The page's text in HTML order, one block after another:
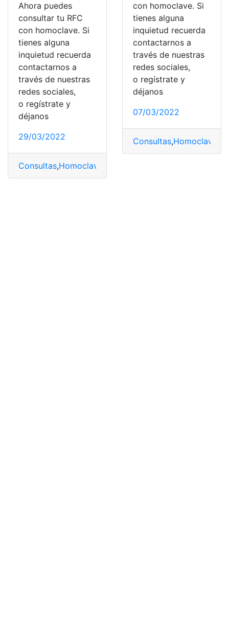
Ahora puedes
consultar tu RFC
con homoclave. Si
tienes alguna
inquietud recuerda
contactarnos a
través de nuestras
redes sociales,
o regístrate y
déjanos
29/03/2022
Consultas,Homoclave
con homoclave. Si
tienes alguna
inquietud recuerda
contactarnos a
través de nuestras
redes sociales,
o regístrate y
déjanos
07/03/2022
Consultas,Homoclave